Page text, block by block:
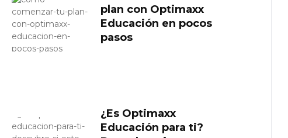
plan con Optimaxx
Educación en pocos
pasos
¿Es Optimaxx
Educación para ti?